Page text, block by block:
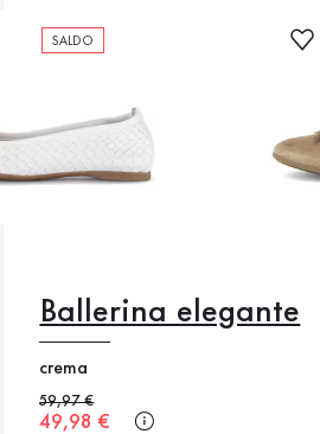
SALDO
Ballerina elegante
crema
Prezzo precedente
59,97 €
Nuovo prezzo
49,98 €